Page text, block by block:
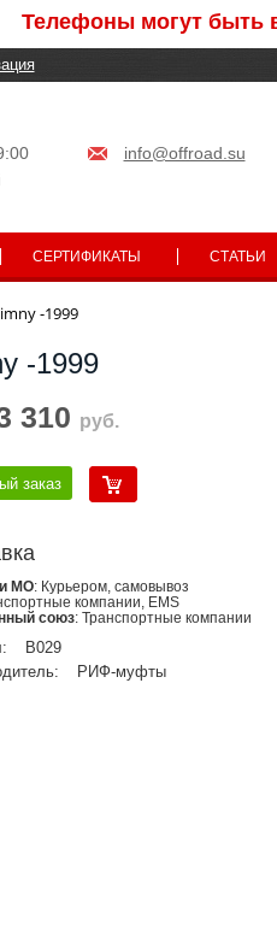
могут быть
info@offroad.su
СЕРТИФИКАТЫ СТАТЬИ
-1999
-1999
310 руб.
заказ
МО: Курьером, самовывоз
компании, EMS
союз: Транспортные компании
B029
РИФ-муфты